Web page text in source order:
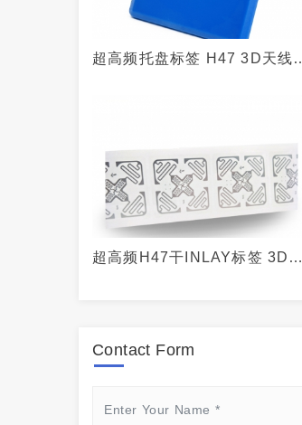
超高频托盘标签 H47 3D天线
超高频H47干INLAY标签 3D天
Contact Form